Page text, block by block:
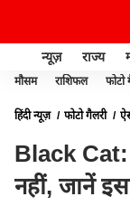
न्यूज़ राज्य
मौसम राशिफल फोटो
हिंदी न्यूज़ फोटो गैलरी
Black Cat:
नहीं, जानें